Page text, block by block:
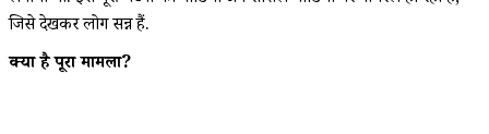
जिसे देखकर लोग सन्न हैं.
क्या है पूरा मामला?